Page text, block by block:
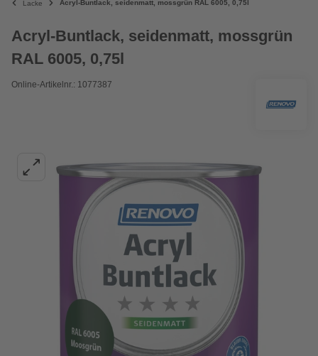
Lacke Acryl-Buntlack, seidenmatt, mossgrün RAL 6005, 0,75l
Acryl-Buntlack, seidenmatt, mossgrün
RAL 6005, 0,75l
Online-Artikelnr.: 1077387